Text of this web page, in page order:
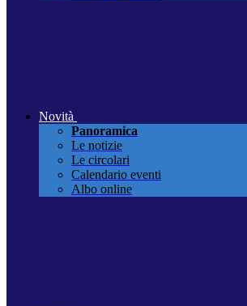
Novità
Panoramica
Le notizie
Le circolari
Calendario eventi
Albo online